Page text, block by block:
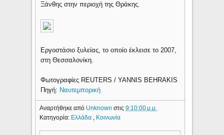
Ξάνθης στην περιοχή της Θράκης.
Εργοστάσιο ξυλείας, το οποίο έκλεισε το 2007,
στη Θεσσαλονίκη.
Φωτογραφίες REUTERS / YANNIS BEHRAKIS
Πηγή: Ναυτεμπορική
Αναρτήθηκε από Unknownστις9:10:00 μ.μ.
Κατηγορία: Ελλάδα Κοινωνία